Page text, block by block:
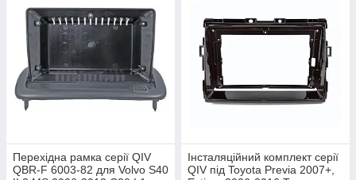
Перехідна рамка серії QIV
QBR-F 6003-82 для Volvo S40
Інсталяційний комплект серії
QIV під Toyota Previa 2007+,